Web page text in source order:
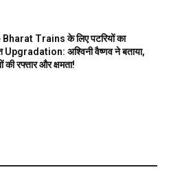
Trains के लिए पटरियों का
Upgradation: अश्विनी वैष्णव ने बताया,
की रफ्तार और क्षमता!